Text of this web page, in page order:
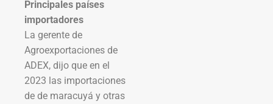
Principales países
importadores
La gerente de
Agroexportaciones de
ADEX, dijo que en el
2023 las importaciones
de de maracuyá y otras